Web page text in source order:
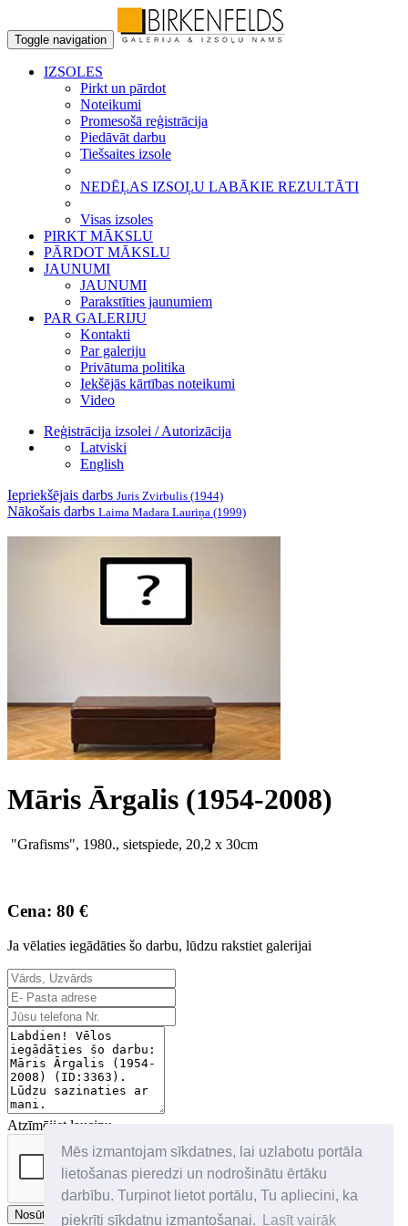
Mēs izmantojam sīkdatnes, lai uzlabotu portāla
lietošanas pieredzi un nodrošinātu ērtāku
darbību. Turpinot lietot portālu, Tu apliecini, ka
piekrīti sīkdatņu izmantošanai.
Lasīt vairāk
Toggle navigation
IZSOLES
Pirkt un pārdot
Noteikumi
Promesošā reģistrācija
Piedāvāt darbu
Tiešsaites izsole
NEDĒĻAS IZSOĻU LABĀKIE REZULTĀTI
Visas izsoles
PIRKT MĀKSLU
PĀRDOT MĀKSLU
JAUNUMI
JAUNUMI
Parakstīties jaunumiem
PAR GALERIJU
Kontakti
Par galeriju
Privātuma politika
Iekšējās kārtības noteikumi
Video
Reģistrācija izsolei / Autorizācija
Latviski
English
Iepriekšējais darbs Juris Zvirbulis (1944)
Nākošais darbs Laima Madara Lauriņa (1999)
Māris Ārgalis (1954-2008)
"Grafisms", 1980., sietspiede, 20,2 x 30cm
Cena: 80 €
Ja vēlaties iegādāties šo darbu, lūdzu rakstiet galerijai
Atzīmējiet lauciņu
Nosūtīt